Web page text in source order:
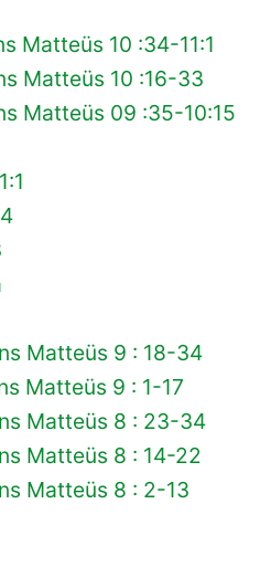
Matteüs 10 :34-11:1
Matteüs 10 :16-33
Matteüs 09 :35-10:15
Matteüs 9 : 18-34
Matteüs 9 : 1-17
Matteüs 8 : 23-34
Matteüs 8 : 14-22
Matteüs 8 : 2-13